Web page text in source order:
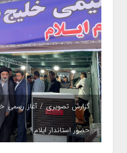
گزارش تصویری / آغاز رسمی
حضور استاندار ایلام